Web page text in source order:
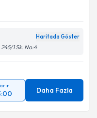
Haritada Göster
1 Sk. No:4
Daha Fazla